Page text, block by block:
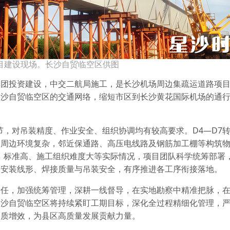
建设现场。长沙自贸临空区供图
投资建设，中交二航局施工，是长沙机场周边集疏运道路项
自贸临空区的交通网络，缩短市区到长沙黄花国际机场的通
，对吊装精度、作业安全、组织协调均有较高要求。D4—D7
边环境复杂，邻近保通路、高压电线路及钢筋加工棚等构筑
准高、施工组织难度大等实际情况，项目团队科学统筹部署
线形、焊接质量与吊装安全，有序推进各工序衔接落地。
，加强统筹管理，深耕一线督导，在实地勘察中精准把脉，
自贸临空区将持续紧盯工期目标，深化全过程精细化管理，
增效，为县区高质量发展贡献力量。